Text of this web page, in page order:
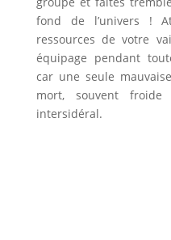
fond de l’univers !
ressources de votre
équipage pendant
car une seule
mort, souvent
intersidéral.